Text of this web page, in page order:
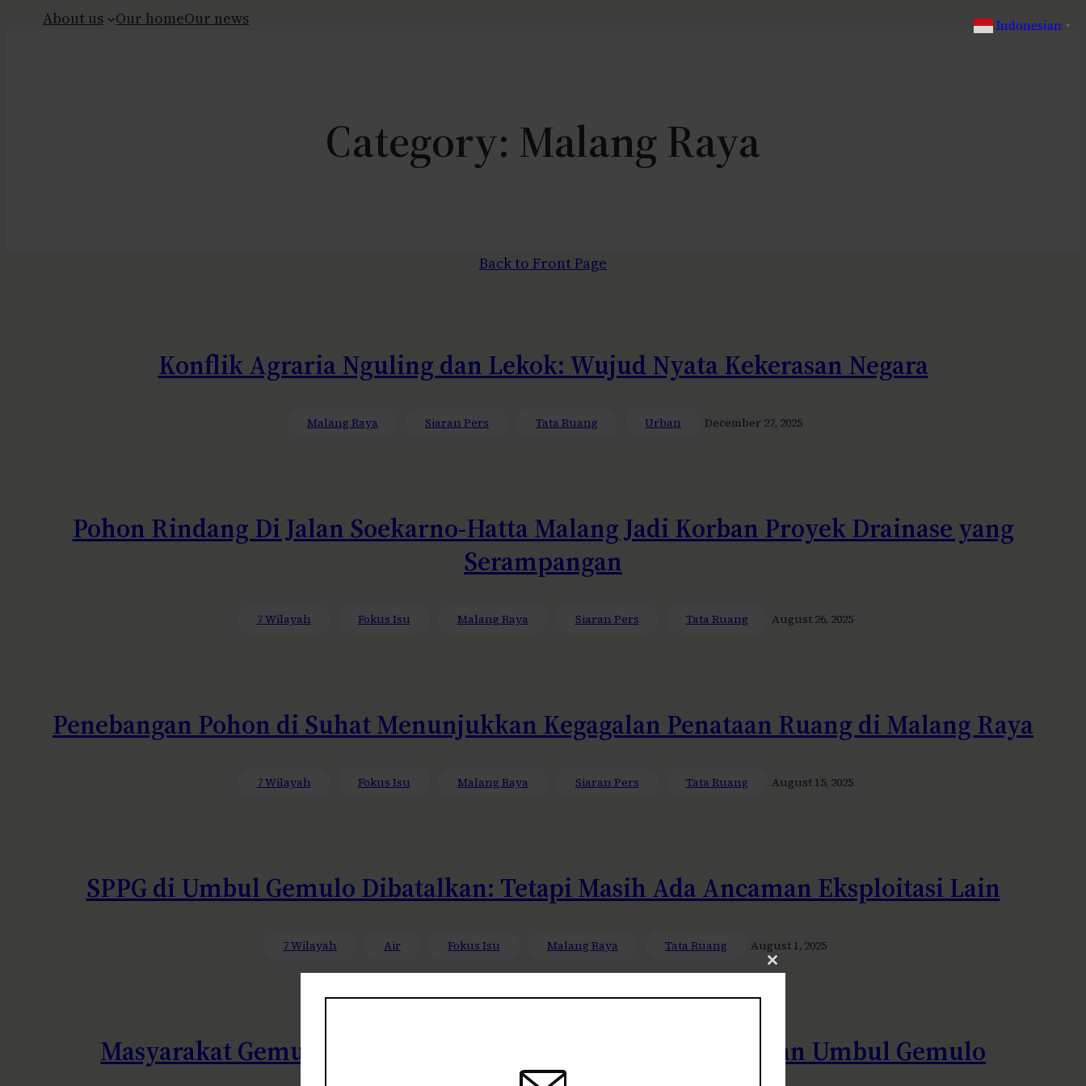
About us Our homeOur news
Category: Malang Raya
Back to Front Page
Konflik Agraria Nguling dan Lekok: Wujud Nyata Kekerasan Negara
Malang Raya Siaran Pers Tata Ruang Urban December 27, 2025
Pohon Rindang Di Jalan Soekarno-Hatta Malang Jadi Korban Proyek Drainase yang
Serampangan
7 Wilayah Fokus Isu Malang Raya Siaran Pers Tata Ruang August 26, 2025
Penebangan Pohon di Suhat Menunjukkan Kegagalan Penataan Ruang di Malang Raya
7 Wilayah Fokus Isu Malang Raya Siaran Pers Tata Ruang August 15, 2025
SPPG di Umbul Gemulo Dibatalkan: Tetapi Masih Ada Ancaman Eksploitasi Lain
7 Wilayah Air Fokus Isu Malang Raya Tata Ruang August 1, 2025
Masyarakat Gemulo Menolak Pembangunan SPPG di Kawasan Umbul Gemulo
Indonesian ▼